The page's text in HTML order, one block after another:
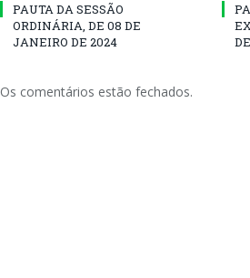
PAUTA DA SESSÃO
ORDINÁRIA, DE 08 DE
JANEIRO DE 2024
Os comentários estão fechados.